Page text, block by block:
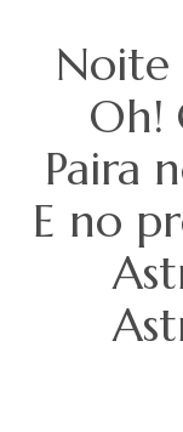
Noite
Oh!
Paira
E no